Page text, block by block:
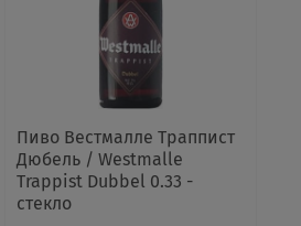
Пиво Вестмалле Траппист
Дюбель / Westmalle
Trappist Dubbel 0.33 -
стекло